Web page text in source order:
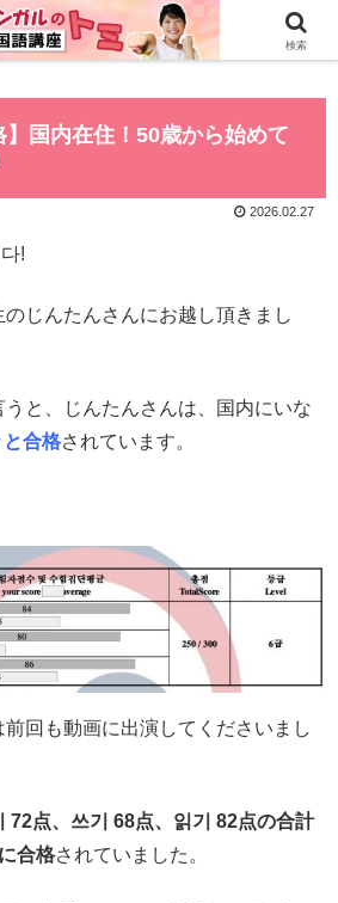
で学べる韓国語講座はこちら>>
】国内在住！50歳から始めて
2026.02.27
!
じんたんさんにお越し頂きまし
と、じんたんさんは、国内にいな
合格されています。
回も動画に出演してくださいまし
72点、쓰기 68点、읽기 82点の合計
合格されていました。
検索